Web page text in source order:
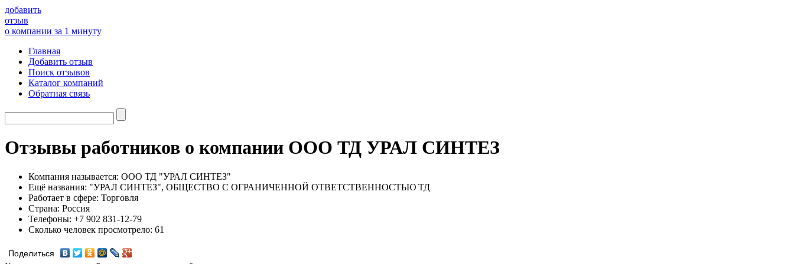
добавить
отзыв
о компании за 1 минуту
Главная
Добавить отзыв
Поиск отзывов
Каталог компаний
Обратная связь
Отзывы работников о компании ООО ТД УРАЛ СИНТЕЗ
Компания называется: ООО ТД "УРАЛ СИНТЕЗ"
Ещё названия: "УРАЛ СИНТЕЗ", ОБЩЕСТВО С ОГРАНИЧЕННОЙ ОТВЕТСТВЕННОСТЬЮ ТД
Работает в сфере: Торговля
Страна: Россия
Телефоны: +7 902 831-12-79
Сколько человек просмотрело: 61
Поделиться